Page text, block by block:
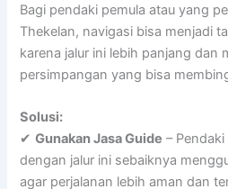
Bagi pendaki pemula atau yang
Thekelan, navigasi bisa menjadi
karena jalur ini lebih panjang dan
persimpangan yang bisa
Solusi:
✔Gunakan Jasa Guide –
dengan jalur ini sebaiknya
agar perjalanan lebih aman dan